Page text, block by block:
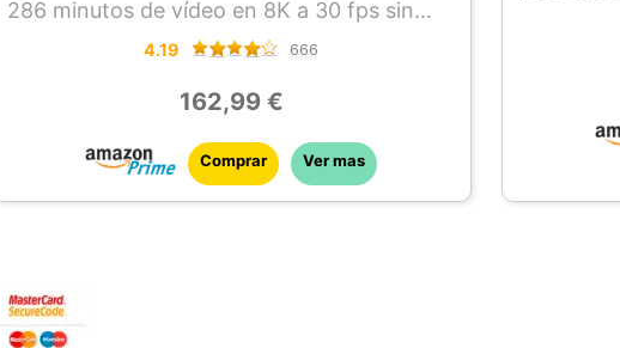
286 minutos de vídeo en 8K a 30 fps sin
necesidad de cambiar de tarjeta o
La velocidad de transferencia de hasta 300
MB/s optimiza el proceso de edición y
consigue un envío más rápido.
Diseñada para resistir condiciones
polvo y ha sido probada para resistir caídas
4.19 666
162,99 €
Comprar Ver mas